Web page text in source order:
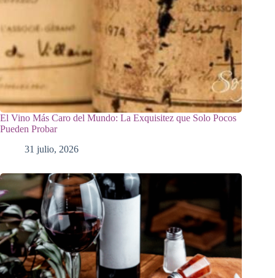
El Vino Más Caro del Mundo: La Exquisitez que Solo Pocos
Pueden Probar
31 julio, 2026